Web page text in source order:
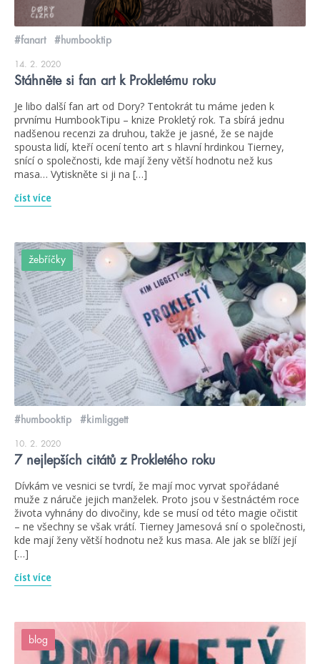
#fanart #humbooktip
14. 2. 2020
Stáhněte si fan art k Prokletému roku
Je libo další fan art od Dory? Tentokrát tu máme jeden k
prvnímu HumbookTipu – knize Prokletý rok. Ta sbírá jednu
nadšenou recenzi za druhou, takže je jasné, že se najde
spousta lidí, kteří ocení tento art s hlavní hrdinkou Tierney,
snící o společnosti, kde mají ženy větší hodnotu než kus
masa… Vytiskněte si ji na […]
číst více
žebříčky
#humbooktip #kimliggett
10. 2. 2020
7 nejlepších citátů z Prokletého roku
Dívkám ve vesnici se tvrdí, že mají moc vyrvat spořádané
muže z náruče jejich manželek. Proto jsou v šestnáctém roce
života vyhnány do divočiny, kde se musí od této magie očistit
– ne všechny se však vrátí. Tierney Jamesová sní o společnosti,
kde mají ženy větší hodnotu než kus masa. Ale jak se blíží její
[…]
číst více
blog